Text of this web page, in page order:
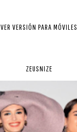
VER VERSIÓN PARA MÓVILES
ZEUSNIZE